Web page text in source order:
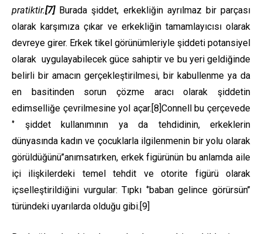
pratiktir.[7]Burada şiddet, erkekliğin ayrılmaz bir parçası
olarak karşımıza çıkar ve erkekliğin tamamlayıcısı olarak
devreye girer. Erkek tikel görünümleriyle şiddeti potansiyel
olarak uygulayabilecek güce sahiptir ve bu yeri geldiğinde
belirli bir amacın gerçekleştirilmesi, bir kabullenme ya da
en basitinden sorun çözme aracı olarak şiddetin
edimselliğe çevrilmesine yol açar.[8]Connell bu çerçevede
‘’ şiddet kullanımının ya da tehdidinin, erkeklerin
dünyasında kadın ve çocuklarla ilgilenmenin bir yolu olarak
görüldüğünü’’anımsatırken, erkek figürünün bu anlamda aile
içi ilişkilerdeki temel tehdit ve otorite figürü olarak
içselleştirildiğini vurgular: Tıpkı ‘’baban gelince görürsün’’
türündeki uyarılarda olduğu gibi.[9]